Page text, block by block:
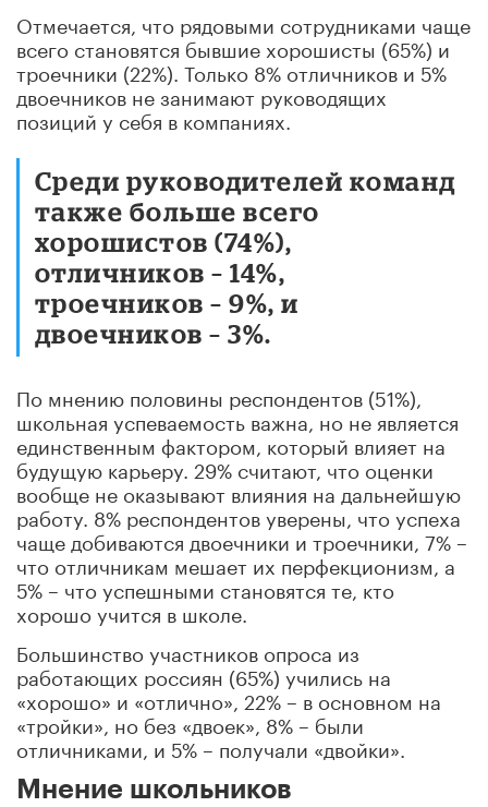
Отмечается, что рядовыми сотрудниками чаще
всего становятся бывшие хорошисты (65%) и
троечники (22%). Только 8% отличников и 5%
двоечников не занимают руководящих
позиций у себя в компаниях.
Среди руководителей команд
также больше всего
хорошистов (74%),
отличников – 14%,
троечников – 9%, и
двоечников – 3%.
По мнению половины респондентов (51%),
школьная успеваемость важна, но не является
единственным фактором, который влияет на
будущую карьеру. 29% считают, что оценки
вообще не оказывают влияния на дальнейшую
работу. 8% респондентов уверены, что успеха
чаще добиваются двоечники и троечники, 7% –
что отличникам мешает их перфекционизм, а
5% – что успешными становятся те, кто
хорошо учится в школе.
Большинство участников опроса из
работающих россиян (65%) учились на
«хорошо» и «отлично», 22% – в основном на
«тройки», но без «двоек», 8% – были
отличниками, и 5% – получали «двойки».
Мнение школьников